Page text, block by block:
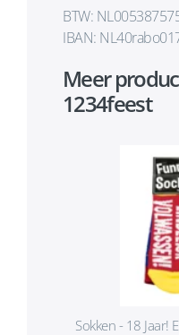
BTW:
IBAN:
Meer
1234feest
Sokken - 18 Jaar!